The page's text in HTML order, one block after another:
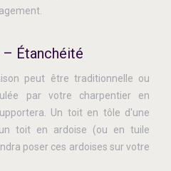
Étanchéité
peut être traditionnelle ou
par votre charpentier en
Un toit en tôle d'une
toit en ardoise (ou en tuile
poser ces ardoises sur votre